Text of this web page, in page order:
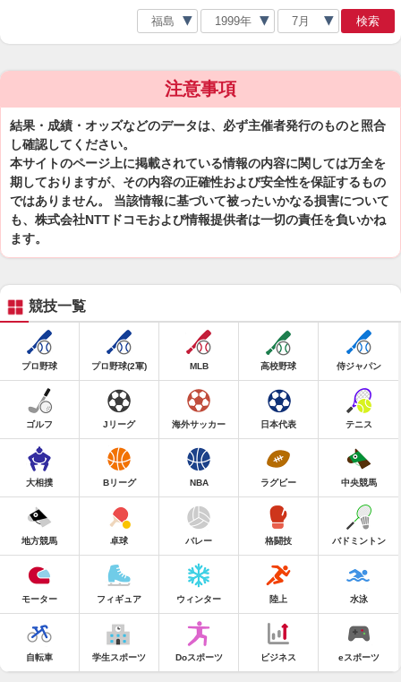
検索
注意事項
結果・成績・オッズなどのデータは、必ず主催者発行のものと照合
し確認してください。
本サイトのページ上に掲載されている情報の内容に関しては万全を
期しておりますが、その内容の正確性および安全性を保証するもの
ではありません。 当該情報に基づいて被ったいかなる損害について
も、株式会社NTTドコモおよび情報提供者は一切の責任を負いかね
ます。
競技一覧
プロ野球 プロ野球(2軍) MLB 高校野球 侍ジャパン
ゴルフ Jリーグ 海外サッカー 日本代表 テニス
大相撲 Bリーグ NBA ラグビー 中央競馬
地方競馬 卓球 バレー 格闘技 バドミントン
モーター フィギュア ウィンター 陸上 水泳
自転車 学生スポーツ Doスポーツ ビジネス eスポーツ